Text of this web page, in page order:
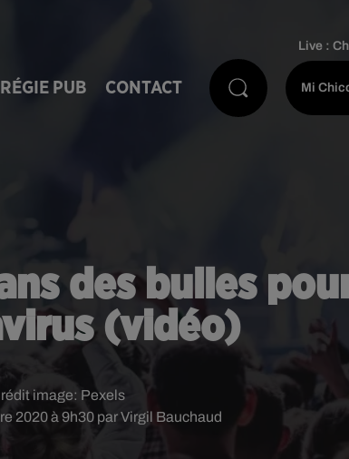
RÉGIE PUB CONTACT
Live :
Mi
des bulles
(vidéo)
2020 à 9h30 par Virgil Bauchaud
image: Pexels